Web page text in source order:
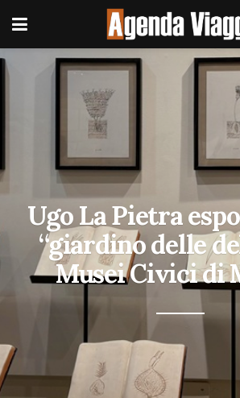
Ugo La Pietra
“giardino delle
Musei Civici di